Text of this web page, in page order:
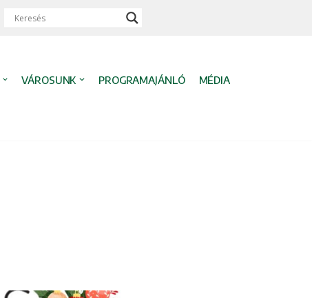
VÁROSUNK PROGRAMAJÁNLÓ
MÉDIA